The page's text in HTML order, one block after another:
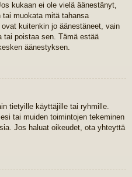
kukaan ei ole vielä äänestänyt,
muokata mitä tahansa
kuitenkin jo äänestäneet, vain
tai poistaa sen. Tämä estää
äänestyksen.
tietyille käyttäjille tai ryhmille.
tai muiden toimintojen tekeminen
Jos haluat oikeudet, ota yhteyttä